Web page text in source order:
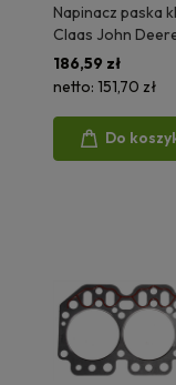
Napinacz paska
Claas John
RE70535
186,59 zł
netto: 151,70 zł
Do